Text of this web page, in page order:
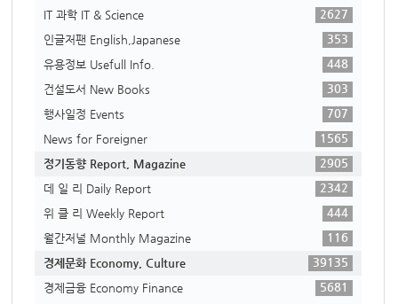
IT 과학 IT & Science
2627
인글저팬 English,Japanese
353
유용정보 Usefull Info.
448
건설도서 New Books
303
행사일정 Events
707
News for Foreigner
1565
정기동향 Report, Magazine
2905
데 일 리 Daily Report
2342
위 클 리 Weekly Report
444
월간저널 Monthly Magazine
116
경제문화 Economy, Culture
39135
경제금융 Economy Finance
5681